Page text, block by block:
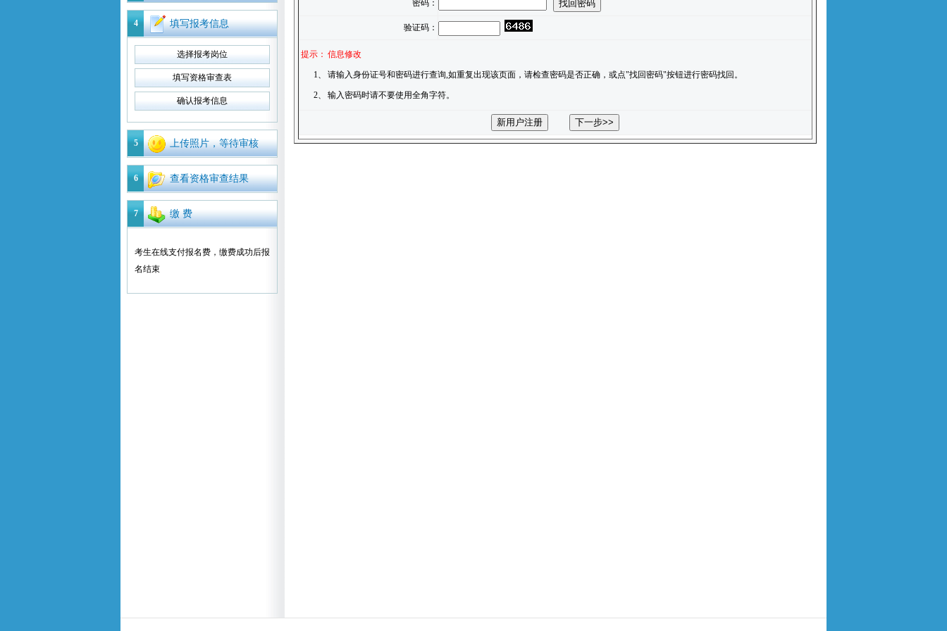
4 填写报考信息
选择报考岗位
填写资格审查表
确认报考信息
5 上传照片，等待审核
6 查看资格审查结果
7 缴 费
考生在线支付报名费，缴费成功后报
名结束
密码：
验证码：
提示： 信息修改
1、 请输入身份证号和密码进行查询,如重复出现该页面，请检查密码是否正确，或点"找回密码"按钮进行密码找回。
2、 输入密码时请不要使用全角字符。